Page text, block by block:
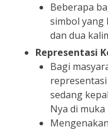
Beberapa
simbol yang
dan dua
Representasi
Bagi
sedang
Nya di muka